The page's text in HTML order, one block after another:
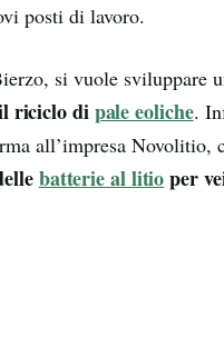
posti di lavoro.
si vuole sviluppare
riciclo dipale eoliche.
all’impresa
batterie al litioper